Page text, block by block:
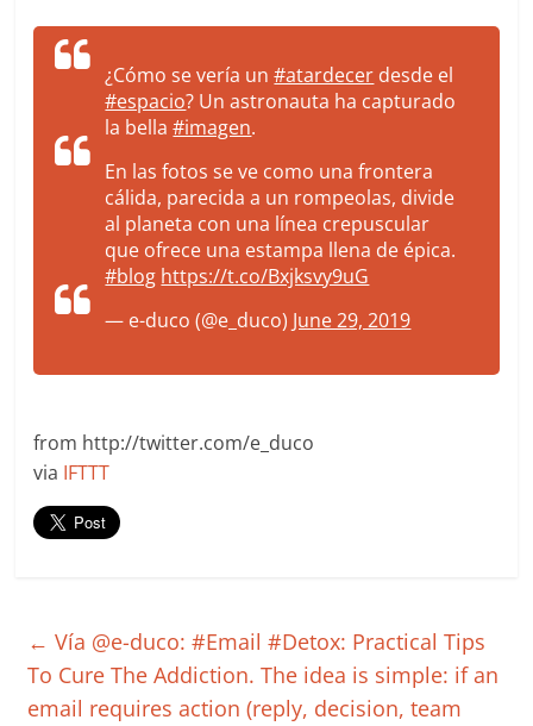
¿Cómo se vería un#atardecer desde el
#espacio? Un astronauta ha capturado
la bella#imagen.
En las fotos se ve como una frontera
cálida, parecida a un rompeolas, divide
al planeta con una línea crepuscular
que ofrece una estampa llena de épica.
#blog https://t.co/Bxjksvy9uG
— e-duco (@e_duco) June 29, 2019
from http://twitter.com/e_duco
via IFTTT
← Vía @e-duco: #Email #Detox: Practical Tips
To Cure The Addiction. The idea is simple: if an
email requires action (reply, decision, team